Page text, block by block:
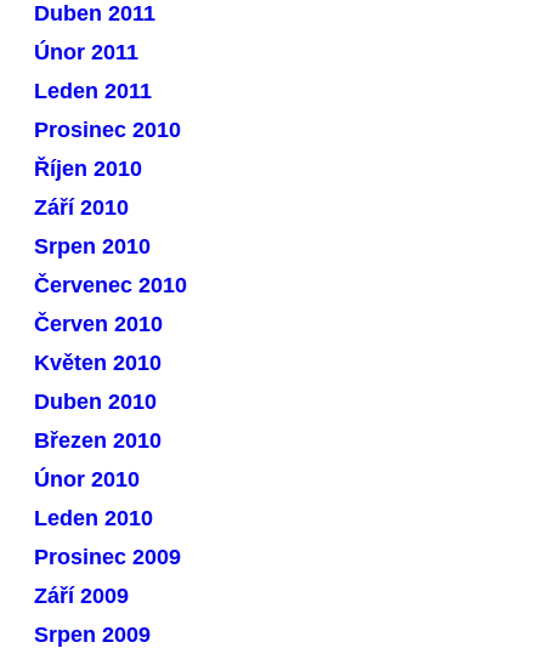
Duben 2011
Únor 2011
Leden 2011
Prosinec 2010
Říjen 2010
Září 2010
Srpen 2010
Červenec 2010
Červen 2010
Květen 2010
Duben 2010
Březen 2010
Únor 2010
Leden 2010
Prosinec 2009
Září 2009
Srpen 2009